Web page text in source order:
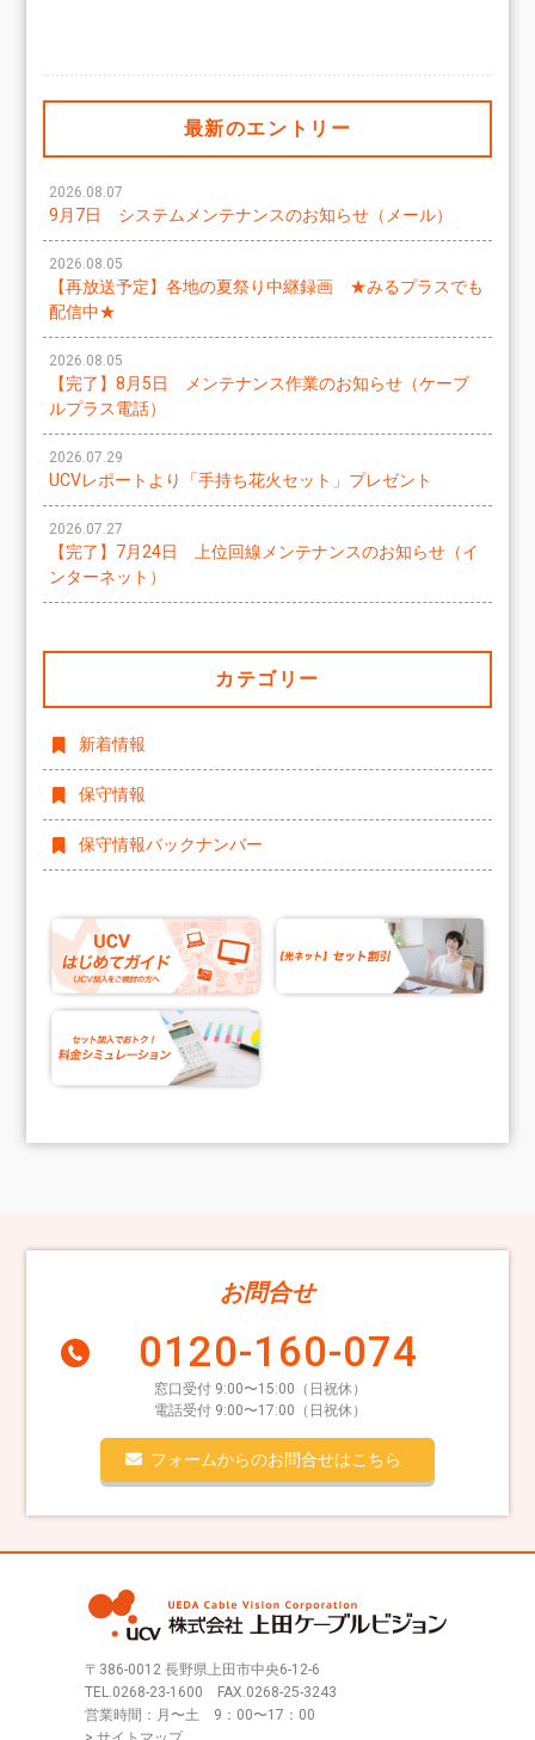
最新のエントリー
2026.08.07
9月7日 システムメンテナンスのお知らせ（メール）
2026.08.05
【再放送予定】各地の夏祭り中継録画 ★みるプラスでも
配信中★
2026.08.05
【完了】8月5日 メンテナンス作業のお知らせ（ケーブ
ルプラス電話）
2026.07.29
UCVレポートより「手持ち花火セット」プレゼント
2026.07.27
【完了】7月24日 上位回線メンテナンスのお知らせ（イ
ンターネット）
カテゴリー
新着情報
保守情報
保守情報バックナンバー
お問合せ
0120-160-074
窓口受付 9:00〜15:00（日祝休）
電話受付 9:00〜17:00（日祝休）
フォームからのお問合せはこちら
〒386-0012 長野県上田市中央6-12-6
TEL.0268-23-1600 FAX.0268-25-3243
営業時間：月〜土 9：00〜17：00